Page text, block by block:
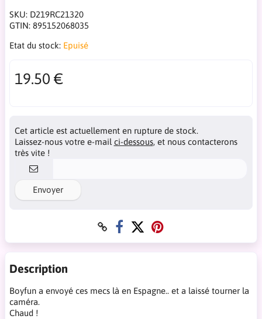
SKU: D219RC21320
GTIN: 895152068035
Etat du stock: Epuisé
19.50 €
Cet article est actuellement en rupture de stock.
Laissez-nous votre e-mail ci-dessous, et nous contacterons
très vite !
Envoyer
Description
Boyfun a envoyé ces mecs là en Espagne.. et a laissé tourner la
caméra.
Chaud !